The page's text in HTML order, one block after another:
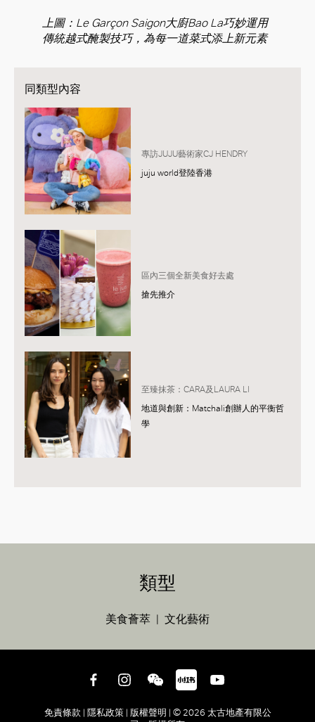
上圖：Le Garçon Saigon大廚Bao La巧妙運用
傳統越式醃製技巧，為每一道菜式添上新元素
同類型內容
專訪JUJU藝術家CJ HENDRY
juju world登陸香港
區內三個全新美食好去處
搶先推介
至臻抹茶：CARA及LAURA LI
地道與創新：Matchali創辦人的平衡哲
學
類型
美食薈萃 文化藝術
免責條款 | 隱私政策 | 版權聲明 | © 2026 太古地產有限公